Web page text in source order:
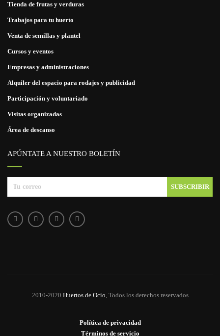
Tienda de frutas y verduras
Trabajos para tu huerto
Venta de semillas y plantel
Cursos y eventos
Empresas y administraciones
Alquiler del espacio para rodajes y publicidad
Participación y voluntariado
Visitas organizadas
Área de descanso
APÚNTATE A NUESTRO BOLETÍN
2010-2020 Huertos de Ocio, Todos los derechos reservados
Política de privacidad
Términos de servicio